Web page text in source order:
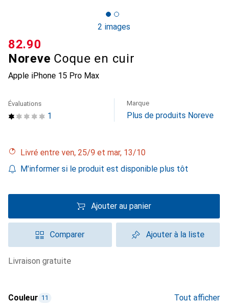
2 images
Noreve Coque en cuir
Apple iPhone 15 Pro Max
CHF
82.90
1
Évaluations Marque
Plus de produits Noreve
Livré entre ven, 25/9 et mar, 13/10
M'informer si le produit est disponible plus tôt
Ajouter au panier
Comparer Ajouter à la liste
livraison gratuite
Couleur 11 Tout afficher